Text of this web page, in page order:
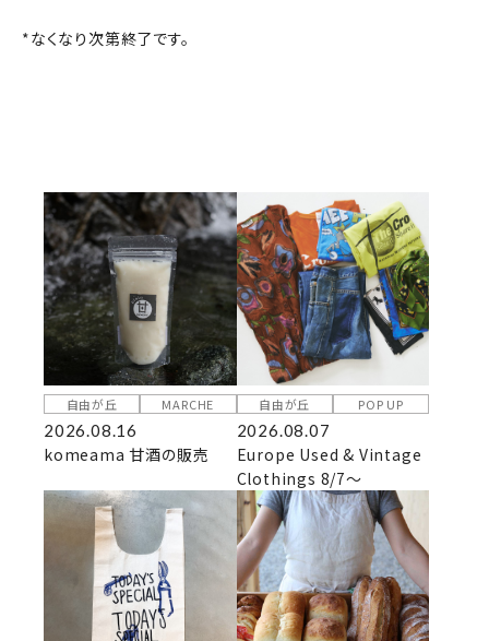
*なくなり次第終了です。
自由が丘 MARCHE
2026.08.16
komeama 甘酒の販売
自由が丘 POP UP
2026.08.07
Europe Used & Vintage
Clothings 8/7～